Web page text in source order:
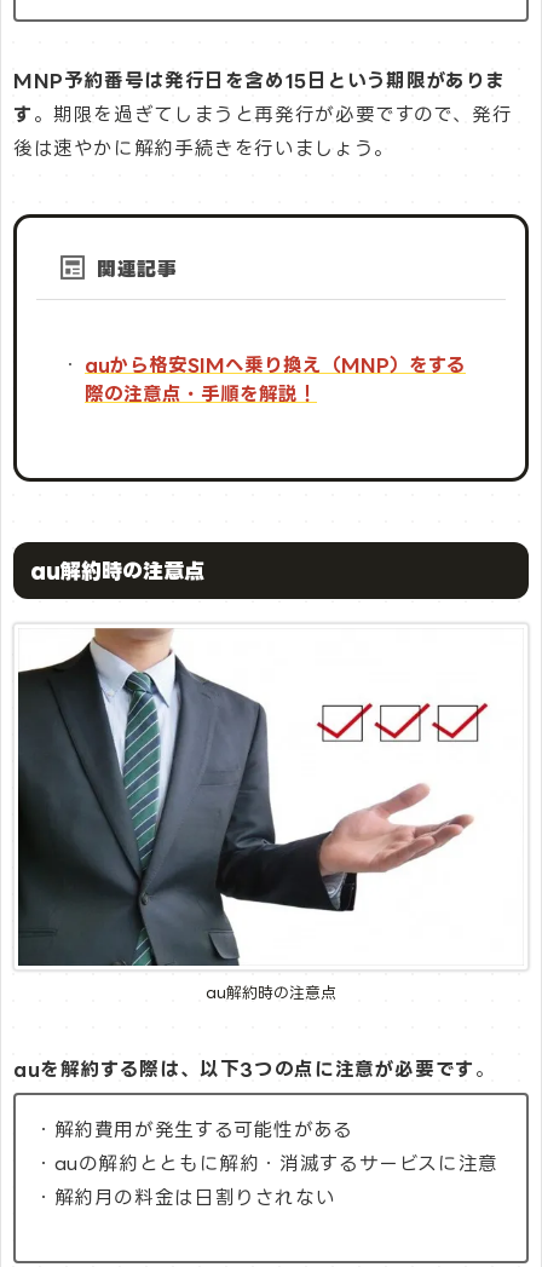
MNP予約番号は発行日を含め15日という期限がありま
す 。期限を過ぎてしまうと再発行が必要ですので、発行
後は速やかに解約手続きを行いましょう。
関連記事
auから格安SIMへ乗り換え（MNP）をする
際の注意点・手順を解説！
au解約時の注意点
au解約時の注意点
auを解約する際は、以下3つの点に注意が必要です 。
・解約費用が発生する可能性がある
・auの解約とともに解約・消滅するサービスに注意
・解約月の料金は日割りされない